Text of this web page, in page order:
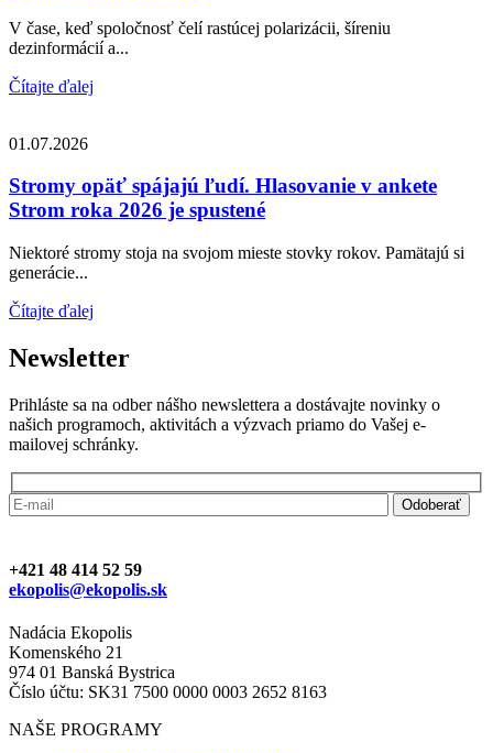
V čase, keď spoločnosť čelí rastúcej polarizácii, šíreniu
dezinformácií a...
Čítajte ďalej
01.07.2026
Stromy opäť spájajú ľudí. Hlasovanie v ankete
Strom roka 2026 je spustené
Niektoré stromy stoja na svojom mieste stovky rokov. Pamätajú si
generácie...
Čítajte ďalej
Newsletter
Prihláste sa na odber nášho newslettera a dostávajte novinky o
našich programoch, aktivitách a výzvach priamo do Vašej e-
mailovej schránky.
+421 48 414 52 59
ekopolis@ekopolis.sk
Nadácia Ekopolis
Komenského 21
974 01 Banská Bystrica
Číslo účtu: SK31 7500 0000 0003 2652 8163
NAŠE PROGRAMY